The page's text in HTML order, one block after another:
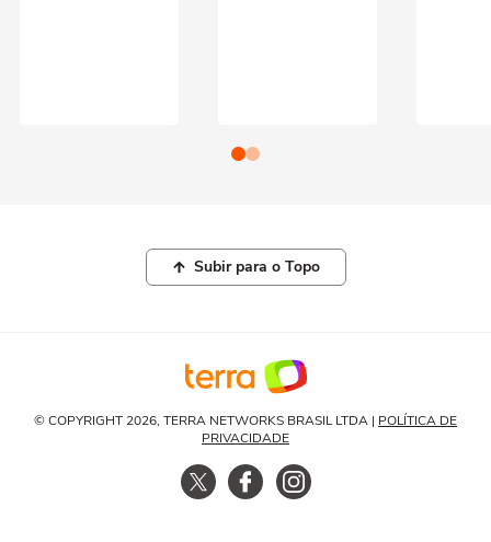
Subir para o Topo
© COPYRIGHT 2026, TERRA NETWORKS BRASIL LTDA | POLÍTICA DE
PRIVACIDADE